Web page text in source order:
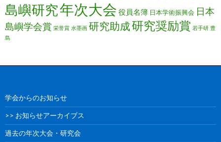
島嶼研究年次大会 役員名簿 日本学術振興会 日本
島嶼学会賞 栄誉賞 水墨画 研究助成研究奨励賞 若手研 豊
島
学会からのお知らせ
>> お知らせアーカイブス
過去の年次大会・研究会